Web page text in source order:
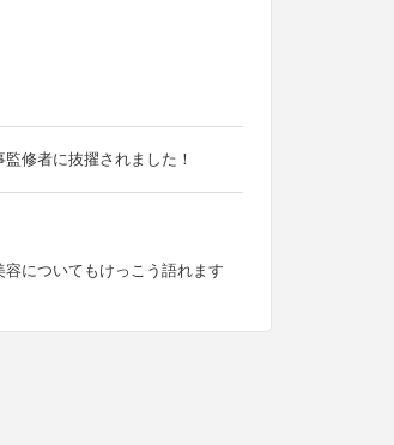
修者に抜擢されました！
についてもけっこう語れます